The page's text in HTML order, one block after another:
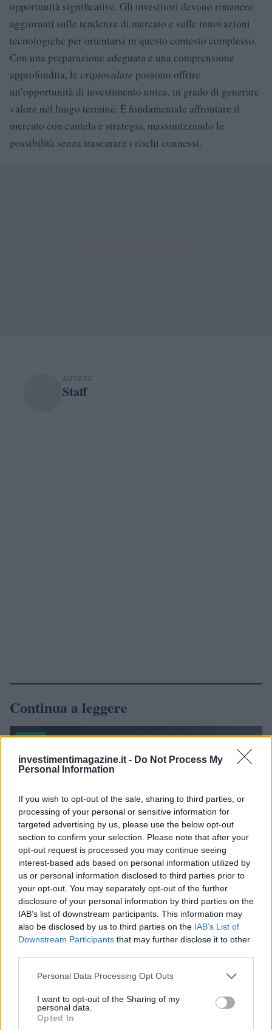
investimentimagazine.it - Do Not Process My
Personal Information
If you wish to opt-out of the sale, sharing to third parties, or
processing of your personal or sensitive information for
targeted advertising by us, please use the below opt-out
section to confirm your selection. Please note that after your
opt-out request is processed you may continue seeing
interest-based ads based on personal information utilized by
us or personal information disclosed to third parties prior to
your opt-out. You may separately opt-out of the further
disclosure of your personal information by third parties on the
IAB’s list of downstream participants. This information may
also be disclosed by us to third parties on the IAB’s List of
Downstream Participants that may further disclose it to other
Please note that this website/app uses one or more Google
not limited to your visit or usage behaviour. You may click to
grant or deny consent to Google and its third-party tags to
use your data for below specified purposes in below Google
Personal Data Processing Opt Outs
I want to opt-out of the Sharing of my
personal data.
Opted In
opportunità significative. Gli investitori devono rimanere
aggiornati sulle tendenze di mercato e sulle innovazioni
tecnologiche per orientarsi in questo contesto complesso.
Con una preparazione adeguata e una comprensione
approfondita, le criptovalute possono offrire
un’opportunità di investimento unica, in grado di generare
valore nel lungo termine. È fondamentale affrontare il
mercato con cautela e strategia, massimizzando le
possibilità senza trascurare i rischi connessi.
AUTORE
Staff
Continua a leggere
NEWS
Petrolio in calo, Brent a 88.9 USD dopo un ribasso del 8.3%
Andrea Innocenti · 7 Ago 2026